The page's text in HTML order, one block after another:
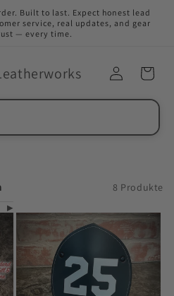
Built to last. Expect honest lead
service, real updates, and gear
— every time.
8 Produkte